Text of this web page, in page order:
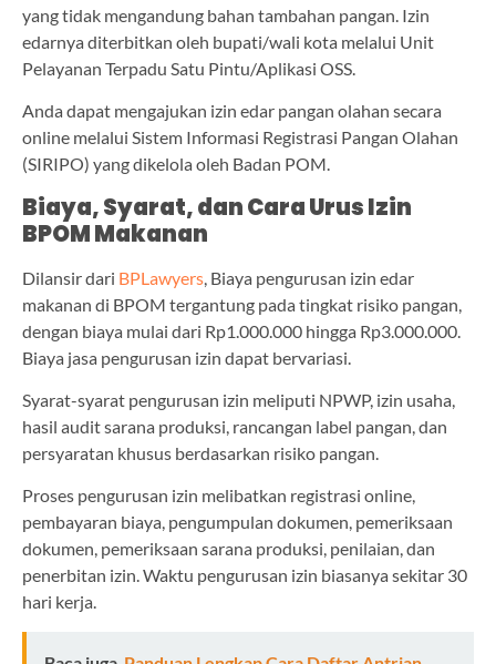
yang tidak mengandung bahan tambahan pangan. Izin
edarnya diterbitkan oleh bupati/wali kota melalui Unit
Pelayanan Terpadu Satu Pintu/Aplikasi OSS.
Anda dapat mengajukan izin edar pangan olahan secara
online melalui Sistem Informasi Registrasi Pangan Olahan
(SIRIPO) yang dikelola oleh Badan POM.
Biaya, Syarat, dan Cara Urus Izin
BPOM Makanan
Dilansir dari BPLawyers , Biaya pengurusan izin edar
makanan di BPOM tergantung pada tingkat risiko pangan,
dengan biaya mulai dari Rp1.000.000 hingga Rp3.000.000.
Biaya jasa pengurusan izin dapat bervariasi.
Syarat-syarat pengurusan izin meliputi NPWP, izin usaha,
hasil audit sarana produksi, rancangan label pangan, dan
persyaratan khusus berdasarkan risiko pangan.
Proses pengurusan izin melibatkan registrasi online,
pembayaran biaya, pengumpulan dokumen, pemeriksaan
dokumen, pemeriksaan sarana produksi, penilaian, dan
penerbitan izin. Waktu pengurusan izin biasanya sekitar 30
hari kerja.